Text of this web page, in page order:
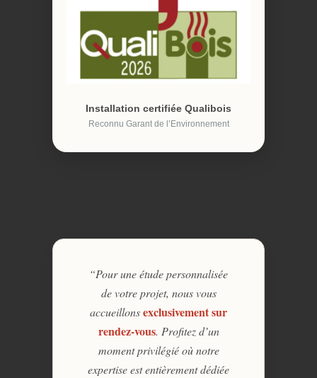
Installation certifiée Qualibois
Reconnu Garant de l’Environnement
“Pour une étude personnalisée
de votre projet, nous vous
accueillonsexclusivement sur
rendez-vous. Profitez d’un
moment privilégié où notre
expertise est entièrement dédiée